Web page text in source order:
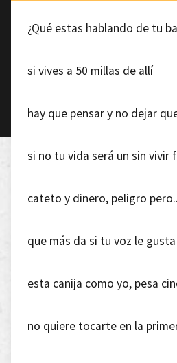
¿Qué estas hablando de tu
si vives a 50 millas de allí
hay que pensar y no dejar
si no tu vida será un sin vivir
cateto y dinero, peligro
que más da si tu voz le
esta canija como yo, pesa
no quiere tocarte en la